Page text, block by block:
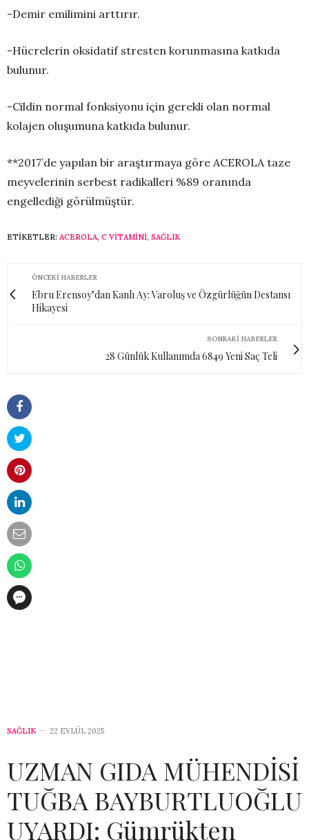
-Demir emilimini arttırır.
-Hücrelerin oksidatif stresten korunmasına katkıda
bulunur.
-Cildin normal fonksiyonu için gerekli olan normal
kolajen oluşumuna katkıda bulunur.
**2017’de yapılan bir araştırmaya göre ACEROLA taze
meyvelerinin serbest radikalleri %89 oranında
engellediği görülmüştür.
ETIKETLER: ACEROLA, C VITAMINI, SAĞLIK
ÖNCEKI HABERLER
Ebru Erensoy’dan Kanlı Ay: Varoluş ve Özgürlüğün Destansı
Hikayesi
SONRAKI HABERLER
28 Günlük Kullanımda 6849 Yeni Saç Teli
SAĞLIK 22 EYLÜL 2025
UZMAN GIDA MÜHENDİSİ
TUĞBA BAYBURTLUOĞLU
UYARDI: Gümrükten